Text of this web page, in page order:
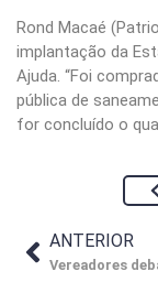
Rond Macaé
implantação da
Ajuda. “Foi
pública de
for concluído o
ANTERIOR